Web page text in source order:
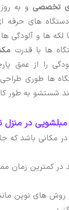
تخصصی و به
های حرفه
لکه ها و آلودگی
ها با قدرت
را از عمق
ها طوری
شستشو به طور
در منزل
در مکانی باشد که
در کمترین زمان
روش های نوین